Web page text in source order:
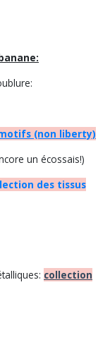
(non liberty)
un écossais!)
des tissus
collection